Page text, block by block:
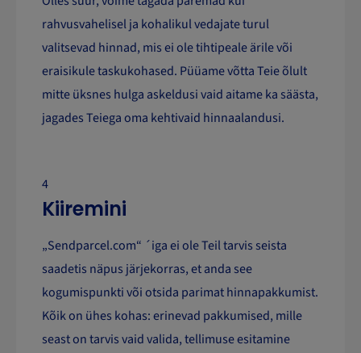
rahvusvahelisel ja kohalikul vedajate turul
valitsevad hinnad, mis ei ole tihtipeale ärile või
eraisikule taskukohased. Püüame võtta Teie õlult
mitte üksnes hulga askeldusi vaid aitame ka säästa,
jagades Teiega oma kehtivaid hinnaalandusi.
4
Kiiremini
„Sendparcel.com“ ´iga ei ole Teil tarvis seista
saadetis näpus järjekorras, et anda see
kogumispunkti või otsida parimat hinnapakkumist.
Kõik on ühes kohas: erinevad pakkumised, mille
seast on tarvis vaid valida, tellimuse esitamine